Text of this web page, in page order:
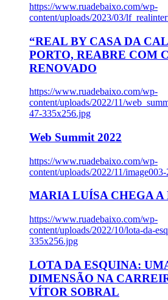
https://www.ruadebaixo.com/wp-
content/uploads/2023/03/
“REAL BY CASA DA
PORTO, REABRE COM
RENOVADO
https://www.ruadebaixo.com/wp-
content/uploads/2022/11/
47-335x256.jpg
Web Summit 2022
https://www.ruadebaixo.com/wp-
content/uploads/2022/11/
MARIA LUÍSA CHEGA A
https://www.ruadebaixo.com/wp-
content/uploads/2022/10/lota-da-
335x256.jpg
LOTA DA ESQUINA:
DIMENSÃO NA
VÍTOR SOBRAL